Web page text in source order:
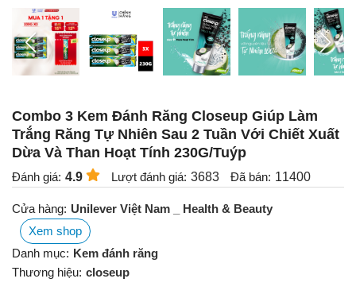
Combo 3 Kem Đánh Răng Closeup Giúp Làm
Trắng Răng Tự Nhiên Sau 2 Tuần Với Chiết Xuất
Dừa Và Than Hoạt Tính 230G/Tuýp
Đánh giá: 4.9 Lượt đánh giá: 3683 Đã bán: 11400
Cửa hàng: Unilever Việt Nam _ Health & Beauty
Xem shop
Danh mục: Kem đánh răng
Thương hiệu: closeup